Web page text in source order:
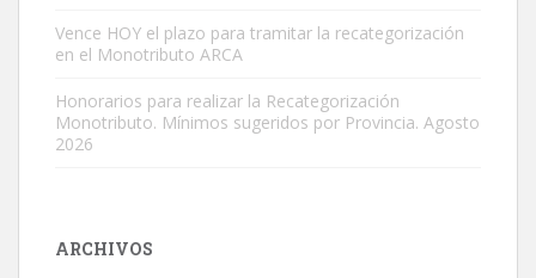
Vence HOY el plazo para tramitar la recategorización
en el Monotributo ARCA
Honorarios para realizar la Recategorización
Monotributo. Mínimos sugeridos por Provincia. Agosto
2026
ARCHIVOS